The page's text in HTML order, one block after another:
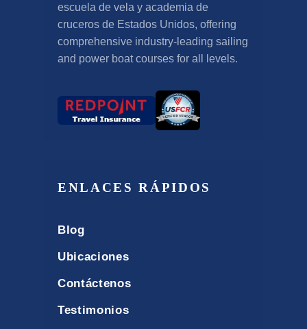
escuela de vela y academia de
cruceros de Estados Unidos, offering
comprehensive industry-leading sailing
and power boat courses for all levels.
ENLACES RÁPIDOS
Blog
Ubicaciones
Contáctenos
Testimonios